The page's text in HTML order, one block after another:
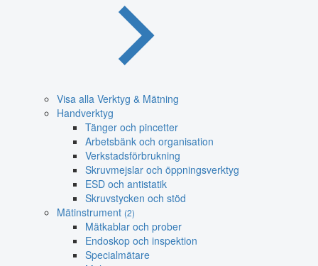
Visa alla Verktyg & Mätning
Handverktyg
Tänger och pincetter
Arbetsbänk och organisation
Verkstadsförbrukning
Skruvmejslar och öppningsverktyg
ESD och antistatik
Skruvstycken och stöd
Mätinstrument (2)
Mätkablar och prober
Endoskop och inspektion
Specialmätare